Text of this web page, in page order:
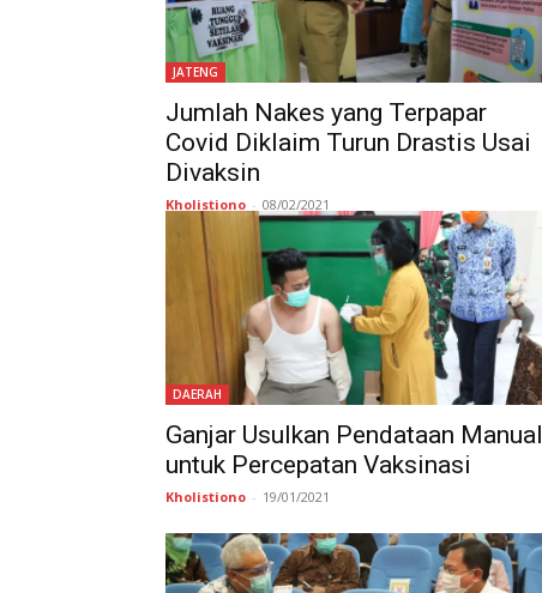
JATENG
Jumlah Nakes yang Terpapar
Covid Diklaim Turun Drastis Usai
Divaksin
Kholistiono - 08/02/2021
DAERAH
Ganjar Usulkan Pendataan Manual
untuk Percepatan Vaksinasi
Kholistiono - 19/01/2021